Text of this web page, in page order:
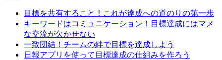
目標を共有すること！これが達成への道のりの第一歩
キーワードはコミュニケーション！目標達成にはマメ
な交流が欠かせない
一致団結！チームの絆で目標を達成しよう
日報アプリを使って目標達成の仕組みを作ろう